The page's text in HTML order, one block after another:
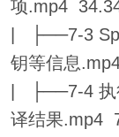
项.mp4
| ├──7-3
钥等信息
| ├──7-4 执
译结果.mp4